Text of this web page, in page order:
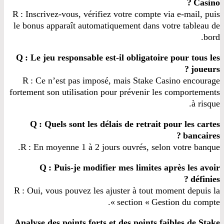
Casino ?
R : Inscrivez‑vous, vérifiez votre compte via e‑mail, puis
le bonus apparaît automatiquement dans votre tableau de
bord.
Q : Le jeu responsable est‑il obligatoire pour tous les
joueurs ?
R : Ce n’est pas imposé, mais Stake Casino encourage
fortement son utilisation pour prévenir les comportements
à risque.
Q : Quels sont les délais de retrait pour les cartes
bancaires ?
R : En moyenne 1 à 2 jours ouvrés, selon votre banque.
Q : Puis‑je modifier mes limites après les avoir
définies ?
R : Oui, vous pouvez les ajuster à tout moment depuis la
section « Gestion du compte ».